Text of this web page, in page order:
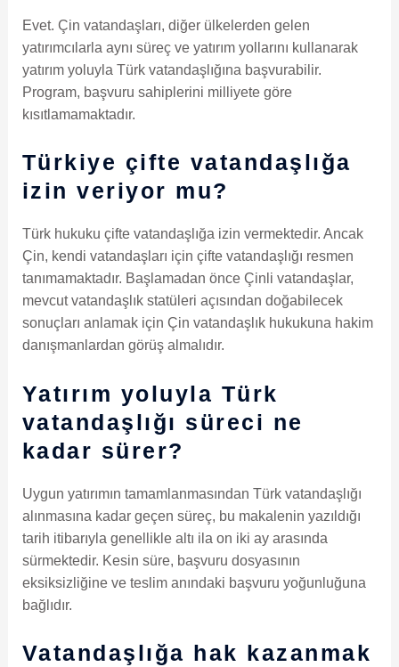
Evet. Çin vatandaşları, diğer ülkelerden gelen
yatırımcılarla aynı süreç ve yatırım yollarını kullanarak
yatırım yoluyla Türk vatandaşlığına başvurabilir.
Program, başvuru sahiplerini milliyete göre
kısıtlamamaktadır.
Türkiye çifte vatandaşlığa
izin veriyor mu?
Türk hukuku çifte vatandaşlığa izin vermektedir. Ancak
Çin, kendi vatandaşları için çifte vatandaşlığı resmen
tanımamaktadır. Başlamadan önce Çinli vatandaşlar,
mevcut vatandaşlık statüleri açısından doğabilecek
sonuçları anlamak için Çin vatandaşlık hukukuna hakim
danışmanlardan görüş almalıdır.
Yatırım yoluyla Türk
vatandaşlığı süreci ne
kadar sürer?
Uygun yatırımın tamamlanmasından Türk vatandaşlığı
alınmasına kadar geçen süreç, bu makalenin yazıldığı
tarih itibarıyla genellikle altı ila on iki ay arasında
sürmektedir. Kesin süre, başvuru dosyasının
eksiksizliğine ve teslim anındaki başvuru yoğunluğuna
bağlıdır.
Vatandaşlığa hak kazanmak